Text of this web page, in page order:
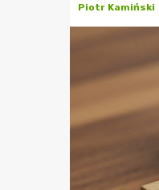
Piotr Kamiński